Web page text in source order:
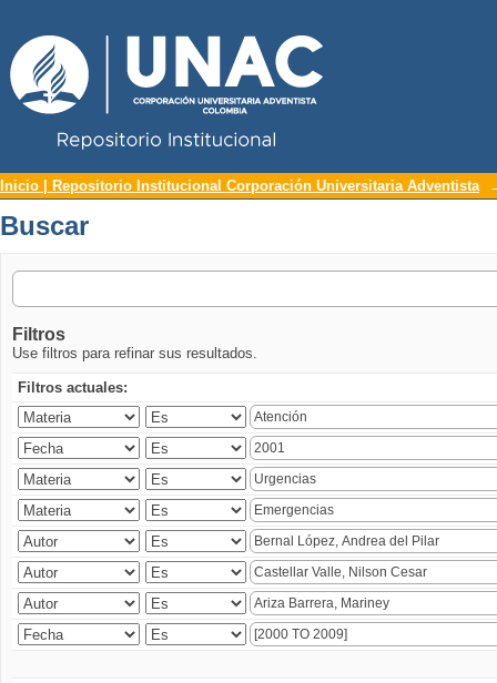
Buscar
Inicio | Repositorio Institucional Corporación Universitaria Adventista
Buscar
Filtros
Use filtros para refinar sus resultados.
Filtros actuales: